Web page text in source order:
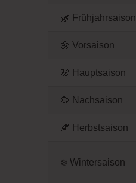
🌿 Frühjahrsaison
🌼 Vorsaison
🌸 Hauptsaison
🌻 Nachsaison
🍂 Herbstsaison
❄️ Wintersaison